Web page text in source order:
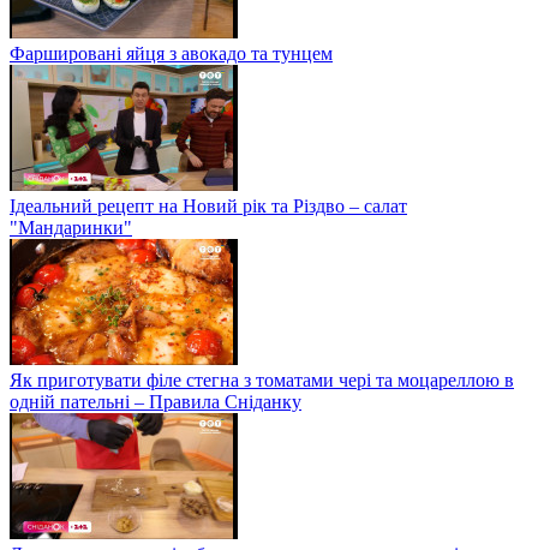
Фаршировані яйця з авокадо та тунцем
Ідеальний рецепт на Новий рік та Різдво – салат
"Мандаринки"
Як приготувати філе стегна з томатами чері та моцареллою в
одній пательні – Правила Сніданку